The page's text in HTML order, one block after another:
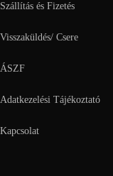
Szállítás és Fizetés
Visszaküldés/ Csere
ÁSZF
Adatkezelési Tájékoztató
Kapcsolat